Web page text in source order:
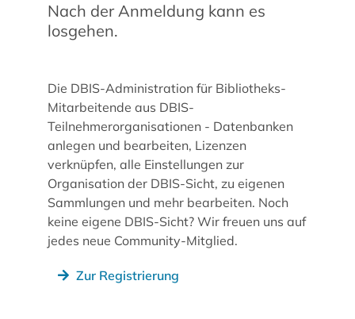
Nach der Anmeldung kann es
losgehen.
Die DBIS-Administration für Bibliotheks-
Mitarbeitende aus DBIS-
Teilnehmerorganisationen - Datenbanken
anlegen und bearbeiten, Lizenzen
verknüpfen, alle Einstellungen zur
Organisation der DBIS-Sicht, zu eigenen
Sammlungen und mehr bearbeiten. Noch
keine eigene DBIS-Sicht? Wir freuen uns auf
jedes neue Community-Mitglied.
Zur Registrierung